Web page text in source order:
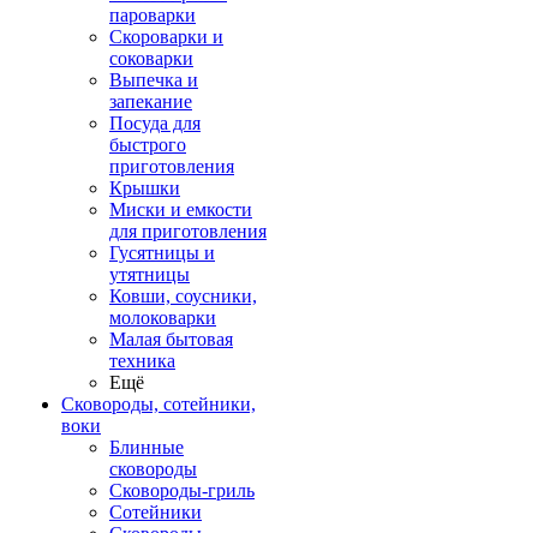
пароварки
Скороварки и
соковарки
Выпечка и
запекание
Посуда для
быстрого
приготовления
Крышки
Миски и емкости
для приготовления
Гусятницы и
утятницы
Ковши, соусники,
молоковарки
Малая бытовая
техника
Ещё
Сковороды, сотейники,
воки
Блинные
сковороды
Сковороды-гриль
Сотейники